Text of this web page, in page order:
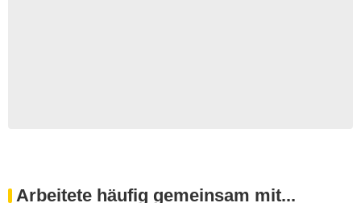
Arbeitete häufig gemeinsam mit...